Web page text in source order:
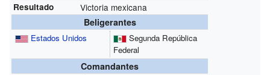
Resultado
Victoria mexicana
Beligerantes
Estados Unidos
Segunda República
Federal
Comandantes